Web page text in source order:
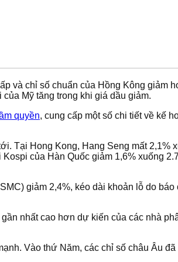
và chỉ số chuẩn của Hồng Kông giảm
Mỹ tăng trong khi giá dầu giảm.
quyền, cung cấp một số chi tiết về kế
Tại Hong Kong, Hang Seng mất 2,1%
của Hàn Quốc giảm 1,6% xuống
giảm 2,4%, kéo dài khoản lỗ do báo
nhất cao hơn dự kiến ​​của các nhà
Vào thứ Năm, các chỉ số châu Âu đã